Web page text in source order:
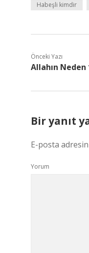
Habeşli kimdir
Önceki Yazı
Allahın Neden
Bir yanıt
E-posta
Yorum